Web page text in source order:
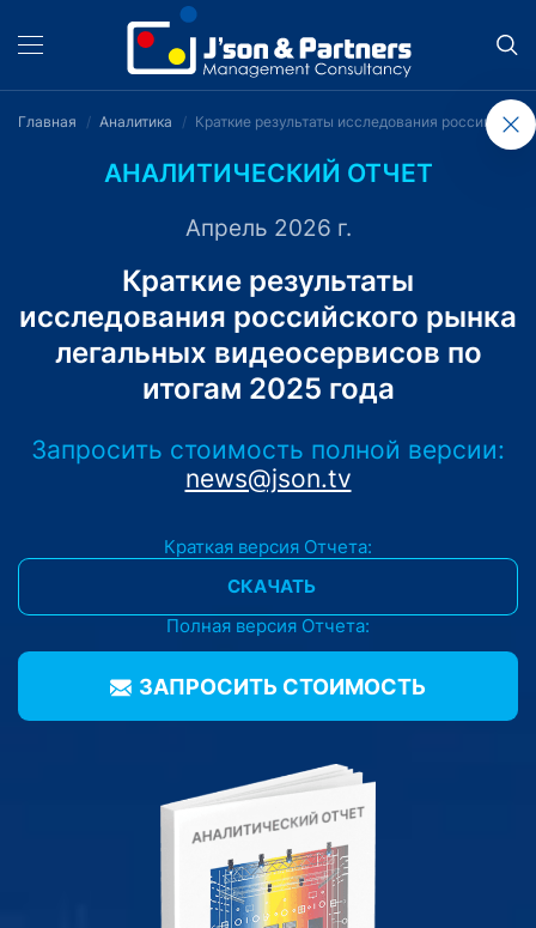
Главная Аналитика Краткие результаты исследования
АНАЛИТИЧЕСКИЙ ОТЧЕТ
Апрель 2026 г.
Краткие результаты
исследования российского рынка
легальных видеосервисов по
итогам 2025 года
Запросить стоимость полной версии:
news@json.tv
Краткая версия Отчета:
СКАЧАТЬ
Полная версия Отчета:
ЗАПРОСИТЬ CТОИМОСТЬ